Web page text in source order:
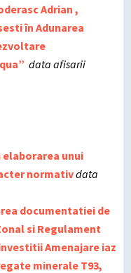
Adrian ,
în Adunarea
data afisarii
elaborarea unui
normativdata
documentatiei de
si Regulament
Amenajare iaz
minerale T93,